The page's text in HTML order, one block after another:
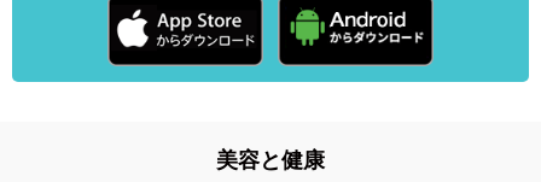
美容と健康